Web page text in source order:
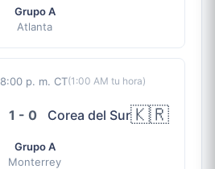
Grupo A
Atlanta
8:00 p. m. CT(1:00 AM tu hora)
1 - 0 Corea del Sur🇰🇷
Grupo A
Monterrey